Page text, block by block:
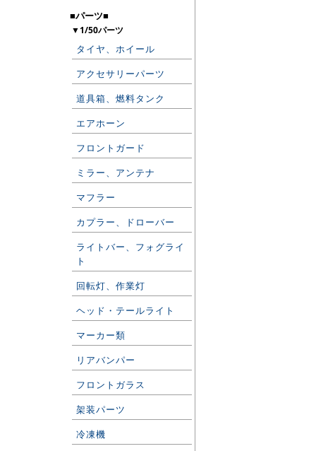
■パーツ■
▼1/50パーツ
タイヤ、ホイール
アクセサリーパーツ
道具箱、燃料タンク
エアホーン
フロントガード
ミラー、アンテナ
マフラー
カプラー、ドローバー
ライトバー、フォグライ
ト
回転灯、作業灯
ヘッド・テールライト
マーカー類
リアバンパー
フロントガラス
架装パーツ
冷凍機